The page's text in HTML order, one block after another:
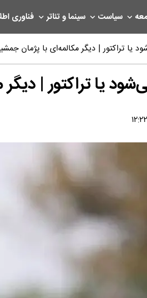
سیاست سینما و تئاتر فناوری
یا تراکتور | دیگر مکالمه‌ای با پژمان
یا تراکتور |